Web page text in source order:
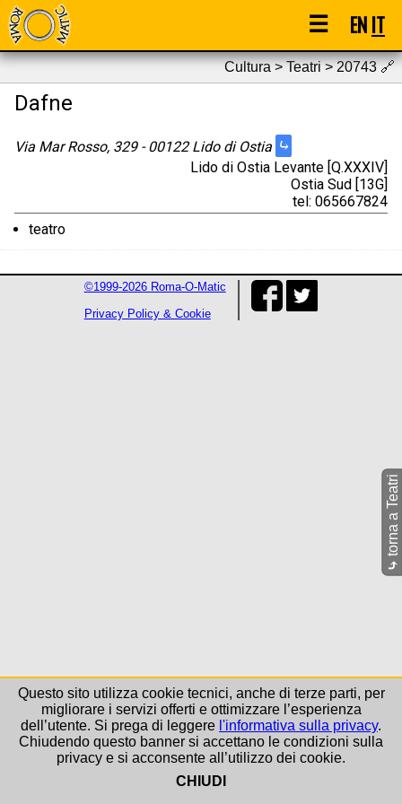
☰ ENIT
Cultura > Teatri > 20743🔗
Dafne
Via Mar Rosso, 329 - 00122 Lido di Ostia ⤷
Lido di Ostia Levante [Q.XXXIV]
Ostia Sud [13G]
tel: 065667824
teatro
⤷
torna a Teatri
©1999-2026 Roma-O-Matic
Privacy Policy & Cookie
Questo sito utilizza cookie tecnici, anche di terze parti, per
migliorare i servizi offerti e ottimizzare l’esperienza
dell’utente. Si prega di leggere l'informativa sulla privacy.
Chiudendo questo banner si accettano le condizioni sulla
privacy e si acconsente all’utilizzo dei cookie.
CHIUDI